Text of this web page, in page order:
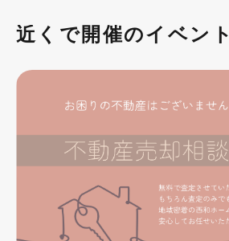
近くで開催のイベント